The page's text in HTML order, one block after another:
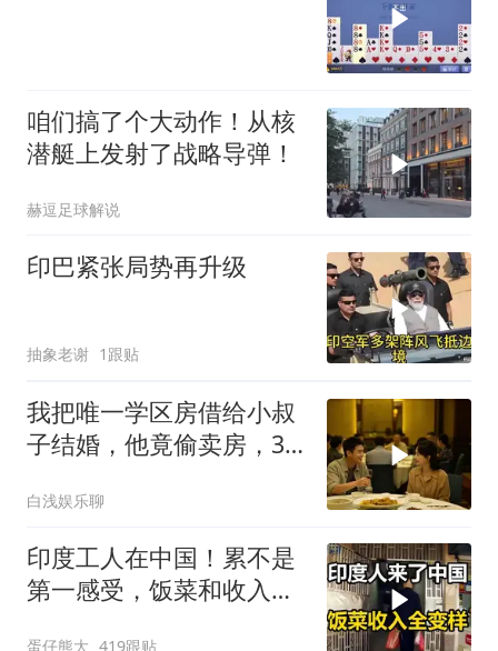
咱们搞了个大动作！从核
潜艇上发射了战略导弹！
赫逗足球解说
印巴紧张局势再升级
抽象老谢 1跟贴
我把唯一学区房借给小叔
子结婚，他竟偷卖房，3
白浅娱乐聊
印度工人在中国！累不是
第一感受，饭菜和收入让
蛋仔熊大 419跟贴